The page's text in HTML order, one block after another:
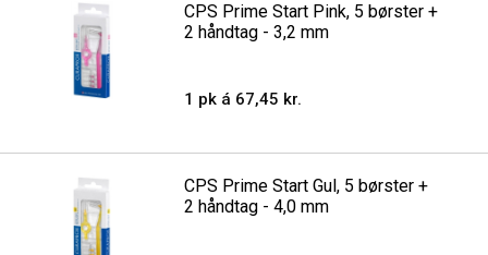
CPS Prime Start Pink, 5 børster +
2 håndtag - 3,2 mm
1 pk á 67,45 kr.
CPS Prime Start Gul, 5 børster +
2 håndtag - 4,0 mm